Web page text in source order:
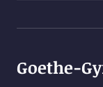
Goethe-